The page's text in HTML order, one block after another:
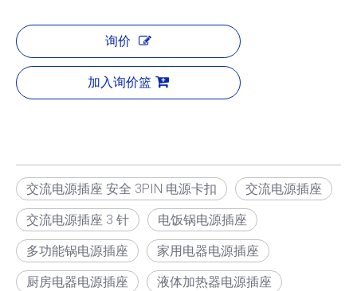
询价
加入询价篮
交流电源插座 安全 3PIN 电源卡扣 交流电源插座
交流电源插座 3 针 电饭锅电源插座
多功能锅电源插座 家用电器电源插座
厨房电器电源插座 液体加热器电源插座